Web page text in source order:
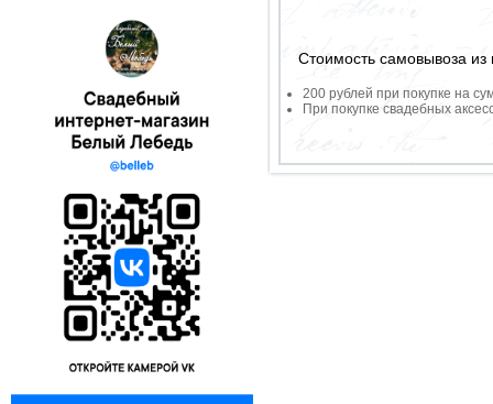
Стоимость самовывоза из
200 рублей при покупке на
При покупке свадебных